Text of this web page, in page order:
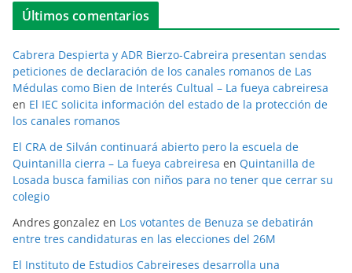
Últimos comentarios
Cabrera Despierta y ADR Bierzo-Cabreira presentan sendas
peticiones de declaración de los canales romanos de Las
Médulas como Bien de Interés Cultual – La fueya cabreiresa
en El IEC solicita información del estado de la protección de
los canales romanos
El CRA de Silván continuará abierto pero la escuela de
Quintanilla cierra – La fueya cabreiresa en Quintanilla de
Losada busca familias con niños para no tener que cerrar su
colegio
Andres gonzalez en Los votantes de Benuza se debatirán
entre tres candidaturas en las elecciones del 26M
El Instituto de Estudios Cabreireses desarrolla una